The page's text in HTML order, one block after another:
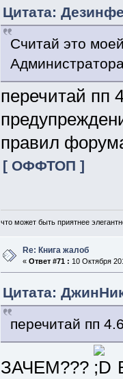
Цитата:
Считай это
перечитай пп
правил
[ ОФФТОП ]
что может быть приятнее
Re: Книга жалоб
« Ответ #71 : 10 Октября
Цитата:
перечитай пп
ЗАЧЕМ???